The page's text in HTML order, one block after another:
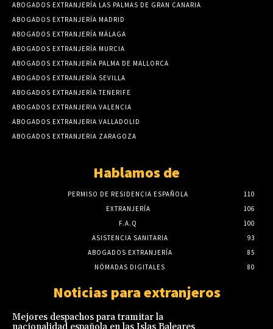
ABOGADOS EXTRANJERÍA LAS PALMAS DE GRAN CANARIA
ABOGADOS EXTRANJERÍA MADRID
ABOGADOS EXTRANJERÍA MÁLAGA
ABOGADOS EXTRANJERÍA MURCIA
ABOGADOS EXTRANJERÍA PALMA DE MALLORCA
ABOGADOS EXTRANJERÍA SEVILLA
ABOGADOS EXTRANJERÍA TENERIFE
ABOGADOS EXTRANJERIA VALENCIA
ABOGADOS EXTRANJERIA VALLADOLID
ABOGADOS EXTRANJERIA ZARAGOZA
Hablamos de
PERMISO DE RESIDENCIA ESPAÑOLA
110
EXTRANJERÍA
106
F.A.Q
100
ASISTENCIA SANITARIA
93
ABOGADOS EXTRANJERÍA
85
NÓMADAS DIGITALES
80
Noticias para extranjeros
Mejores despachos para tramitar la